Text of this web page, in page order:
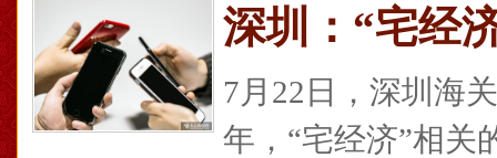
深圳：“宅经
7月22日，深圳海
年，“宅经济”相关